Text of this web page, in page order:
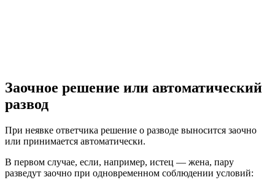
Заочное решение или автоматический
развод
При неявке ответчика решение о разводе выносится заочно
или принимается автоматически.
В первом случае, если, например, истец — жена, пару
разведут заочно при одновременном соблюдении условий: